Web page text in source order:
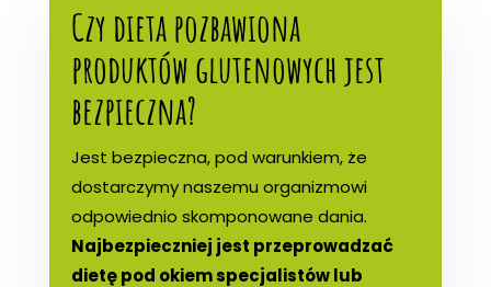
Czy dieta pozbawiona
produktów glutenowych jest
bezpieczna?
Jest bezpieczna, pod warunkiem, że
dostarczymy naszemu organizmowi
odpowiednio skomponowane dania.
Najbezpieczniej jest przeprowadzać
dietę pod okiem specjalistów lub